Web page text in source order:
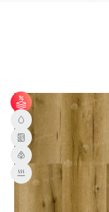
от 101 м² - скидка
10%.